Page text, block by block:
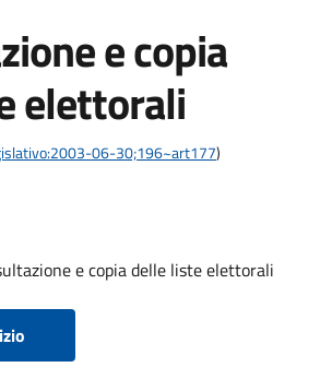
e copia
elettorali
06-30;196~art177)
e copia delle liste elettorali